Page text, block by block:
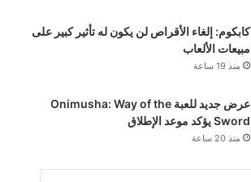
كابكوم: إلغاء الأقراص لن يكون له تأثير كبير على
مبيعات الألعاب
منذ 19 ساعة
عرض جديد للعبة Onimusha: Way of the
Sword يؤكد موعد الإطلاق
منذ 20 ساعة